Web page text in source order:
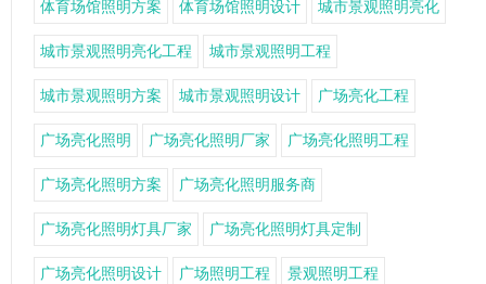
体育场馆照明方案 体育场馆照明设计 城市景观照明亮化
城市景观照明亮化工程 城市景观照明工程
城市景观照明方案 城市景观照明设计 广场亮化工程
广场亮化照明 广场亮化照明厂家 广场亮化照明工程
广场亮化照明方案 广场亮化照明服务商
广场亮化照明灯具厂家 广场亮化照明灯具定制
广场亮化照明设计 广场照明工程 景观照明工程